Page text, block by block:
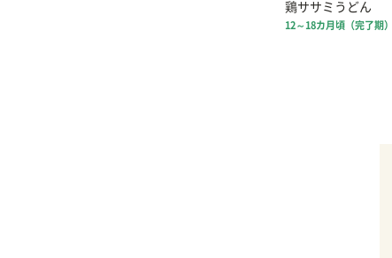
鶏ササミうどん
12～18カ月頃（完了期）